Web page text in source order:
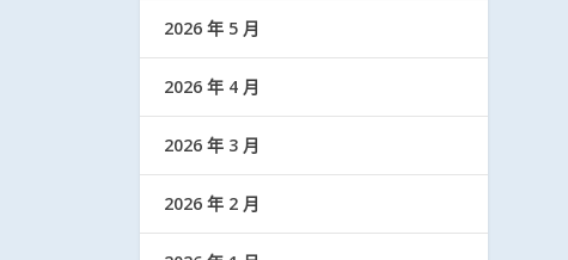
2026 年 5 月
2026 年 4 月
2026 年 3 月
2026 年 2 月